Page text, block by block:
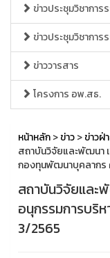
ข่าวประชุมวิชาการ
ข่าวประชุมวิชาการ
ข่าววารสาร
โครงการ อพ.สธ.
หน้าหลัก>ข่าว>ข่าวฝ่
สถาบันวิจัยและพัฒนา
กองทุนพัฒนาบุคลากร
สถาบันวิจัยและ
อนุกรรมการบริ
3/2565